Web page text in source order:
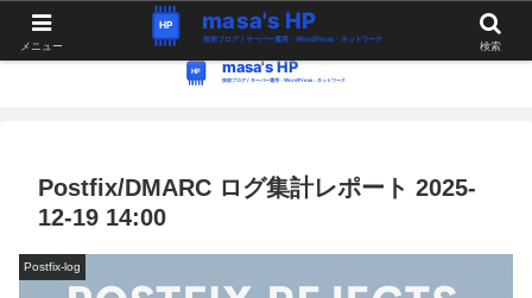
WordPress・Linux関連の情報。つぶやき。
Postfix/DMARC ログ集計レポート 2025-
12-19 14:00
Postfix-log
メニュー 検索